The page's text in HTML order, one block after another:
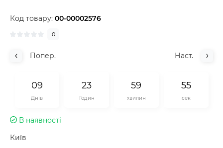
Код товару: 00-00002576
0
Попер. Наст.
09
Днів
23
Годин
59
хвилин
55
сек
В наявності
Київ